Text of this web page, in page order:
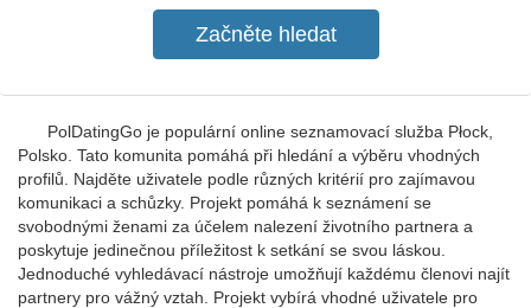
PolDatingGo je populární online seznamovací služba Płock,
Polsko. Tato komunita pomáhá při hledání a výběru vhodných
profilů. Najděte uživatele podle různých kritérií pro zajímavou
komunikaci a schůzky. Projekt pomáhá k seznámení se
svobodnými ženami za účelem nalezení životního partnera a
poskytuje jedinečnou příležitost k setkání se svou láskou.
Jednoduché vyhledávací nástroje umožňují každému členovi najít
partnery pro vážný vztah. Projekt vybírá vhodné uživatele pro